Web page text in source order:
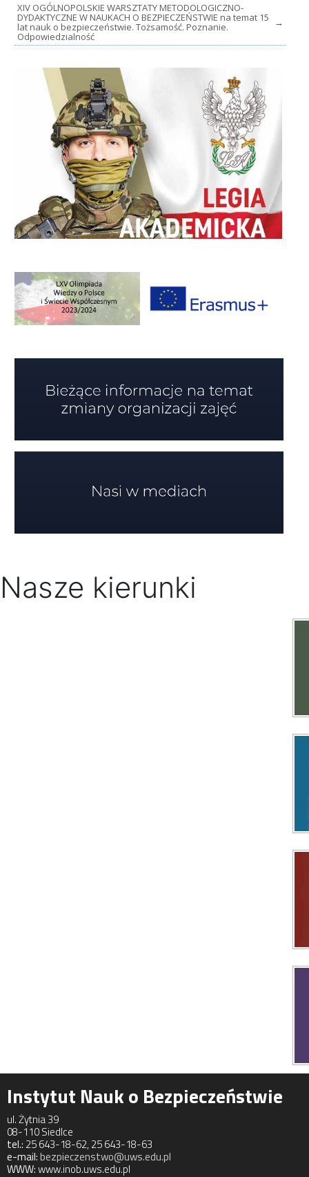
XIV OGÓLNOPOLSKIE WARSZTATY METODOLOGICZNO-
DYDAKTYCZNE W NAUKACH O BEZPIECZEŃSTWIE na temat 15
lat nauk o bezpieczeństwie. Tożsamość. Poznanie.
Odpowiedzialność
→
Nasze kierunki
Instytut Nauk o Bezpieczeństwie
ul. Żytnia 39
08-110 Siedlce
tel.: 25 643-18-62, 25 643-18-63
e-mail:bezpieczenstwo@uws.edu.pl
WWW:www.inob.uws.edu.pl